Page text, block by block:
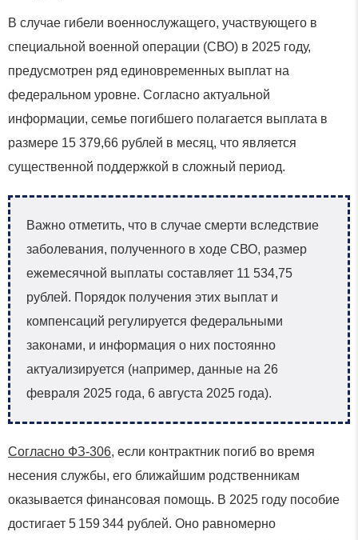
В случае гибели военнослужащего, участвующего в
специальной военной операции (СВО) в 2025 году,
предусмотрен ряд единовременных выплат на
федеральном уровне. Согласно актуальной
информации, семье погибшего полагается выплата в
размере 15 379,66 рублей в месяц, что является
существенной поддержкой в сложный период.
Важно отметить, что в случае смерти вследствие
заболевания, полученного в ходе СВО, размер
ежемесячной выплаты составляет 11 534,75
рублей. Порядок получения этих выплат и
компенсаций регулируется федеральными
законами, и информация о них постоянно
актуализируется (например, данные на 26
февраля 2025 года, 6 августа 2025 года).
Согласно ФЗ-306, если контрактник погиб во время
несения службы, его ближайшим родственникам
оказывается финансовая помощь. В 2025 году пособие
достигает 5 159 344 рублей. Оно равномерно